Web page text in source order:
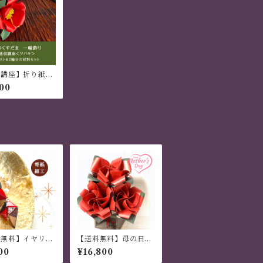
座】折り紙レ
花のくすだま
一輪飾り
料】イヤリン
ス 「寄紙細
枚組 雫型 海
【送料無料】母の日
ギフト 世界でひと
つ オリジナル 手作
¥16,800